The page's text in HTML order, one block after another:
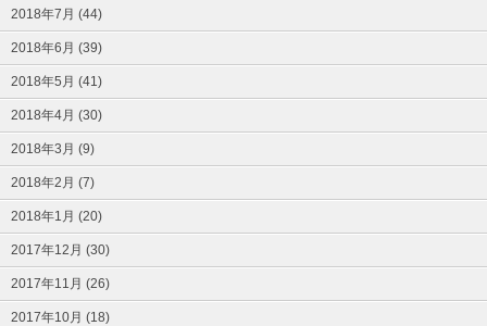
2018年7月 (44)
2018年6月 (39)
2018年5月 (41)
2018年4月 (30)
2018年3月 (9)
2018年2月 (7)
2018年1月 (20)
2017年12月 (30)
2017年11月 (26)
2017年10月 (18)